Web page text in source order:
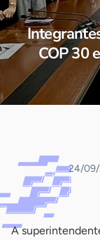
COP 30
24/09/
A